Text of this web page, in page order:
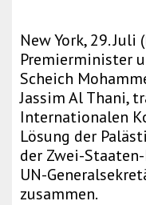
New York, 29. Juli
Premierminister
Scheich
Jassim Al Thani,
Internationalen
Lösung der
der Zwei-
UN-
zusammen.